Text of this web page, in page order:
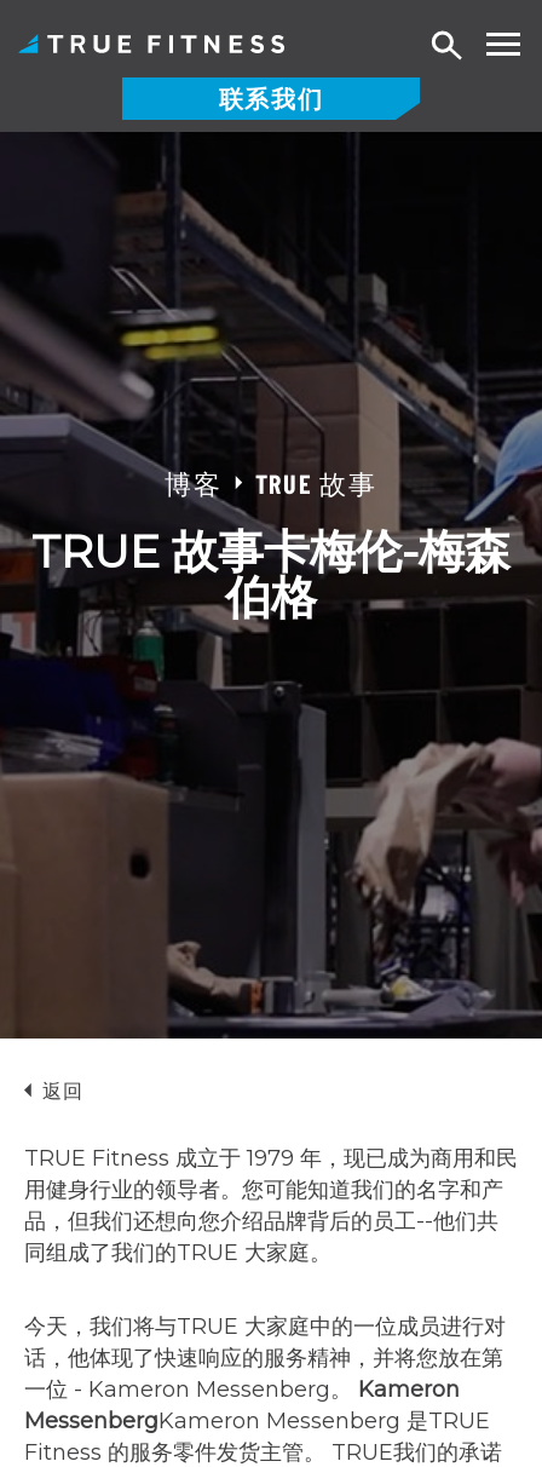
容
联系我们
搜
博客 TRUE 故事
TRUE 故事卡梅伦-梅森
伯格
返回
TRUE Fitness 成立于 1979 年，现已成为商用和民
用健身行业的领导者。您可能知道我们的名字和产
品，但我们还想向您介绍品牌背后的员工--他们共
同组成了我们的TRUE 大家庭。
今天，我们将与TRUE 大家庭中的一位成员进行对
话，他体现了快速响应的服务精神，并将您放在第
一位 - Kameron Messenberg。 Kameron
MessenbergKameron Messenberg 是TRUE
Fitness 的服务零件发货主管。 TRUE我们的承诺